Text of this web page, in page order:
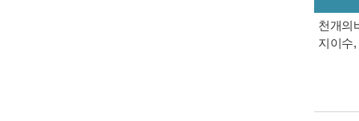
천개의
지이수